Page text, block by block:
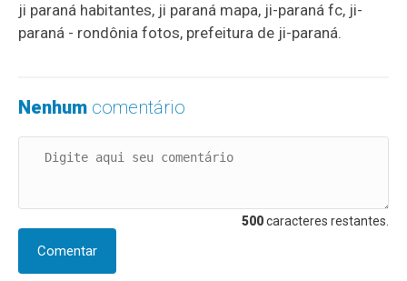
ji paraná habitantes, ji paraná mapa, ji-paraná fc, ji-
paraná - rondônia fotos, prefeitura de ji-paraná.
Nenhum comentário
500caracteres restantes.
Comentar